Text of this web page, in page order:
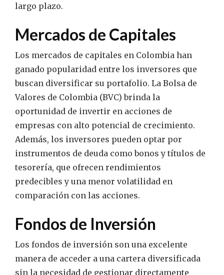
largo plazo.
Mercados de Capitales
Los mercados de capitales en Colombia han
ganado popularidad entre los inversores que
buscan diversificar su portafolio. La Bolsa de
Valores de Colombia (BVC) brinda la
oportunidad de invertir en acciones de
empresas con alto potencial de crecimiento.
Además, los inversores pueden optar por
instrumentos de deuda como bonos y títulos de
tesorería, que ofrecen rendimientos
predecibles y una menor volatilidad en
comparación con las acciones.
Fondos de Inversión
Los fondos de inversión son una excelente
manera de acceder a una cartera diversificada
sin la necesidad de gestionar directamente